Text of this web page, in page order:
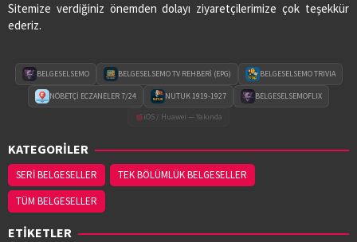
Sitemize verdiğiniz önemden dolayı ziyaretçilerimize çok teşekkür
ederiz.
BELGESELSEMO BELGESELSEMO TV REHBERİ (EPG) BELGESELSEMO TRIVIA
NÖBETÇİ ECZANELER 7/24 NUTUK 1919-1927
BELGESELSEMOFLIX
iOS / Huawei — Yakında
KATEGORİLER
SERİ BELGESELLER
TEK BÖLÜMLÜK BELGESELLER
TÜM BELGESELLER
ETİKETLER